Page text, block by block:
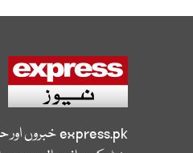
express.pkخبروں